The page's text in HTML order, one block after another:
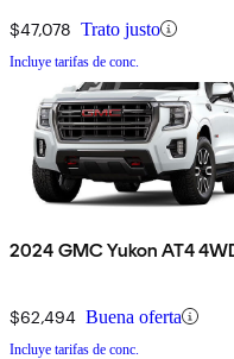
$47,078 Trato justo
Incluye tarifas de conc.
2024 GMC Yukon AT4
$62,494 Buena oferta
Incluye tarifas de conc.